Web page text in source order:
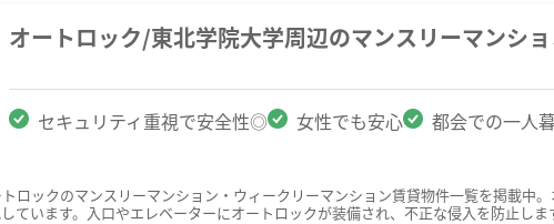
オートロック/東北学院大学周辺のマンスリーマンシ
セキュリティ重視で安全性◎ 女性でも安心 都会での一人
ロックのマンスリーマンション・ウィークリーマンション賃貸物件一覧を掲載中
ています。入口やエレベーターにオートロックが装備され、不正な侵入を防止しま